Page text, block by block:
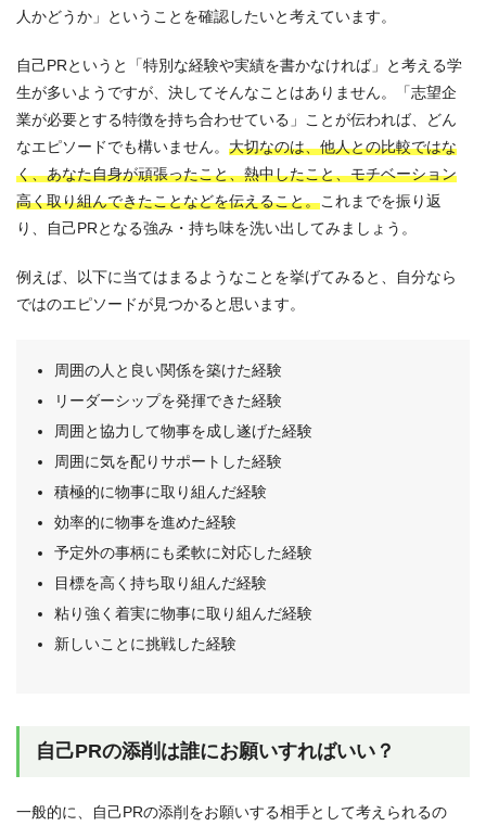
人かどうか」ということを確認したいと考えています。
自己PRというと「特別な経験や実績を書かなければ」と考える学
生が多いようですが、決してそんなことはありません。「志望企
業が必要とする特徴を持ち合わせている」ことが伝われば、どん
なエピソードでも構いません。 大切なのは、他人との比較ではな
く、あなた自身が頑張ったこと、熱中したこと、モチベーション
高く取り組んできたことなどを伝えること。これまでを振り返
り、自己PRとなる強み・持ち味を洗い出してみましょう。
例えば、以下に当てはまるようなことを挙げてみると、自分なら
ではのエピソードが見つかると思います。
周囲の人と良い関係を築けた経験
リーダーシップを発揮できた経験
周囲と協力して物事を成し遂げた経験
周囲に気を配りサポートした経験
積極的に物事に取り組んだ経験
効率的に物事を進めた経験
予定外の事柄にも柔軟に対応した経験
目標を高く持ち取り組んだ経験
粘り強く着実に物事に取り組んだ経験
新しいことに挑戦した経験
自己PRの添削は誰にお願いすればいい？
一般的に、自己PRの添削をお願いする相手として考えられるの